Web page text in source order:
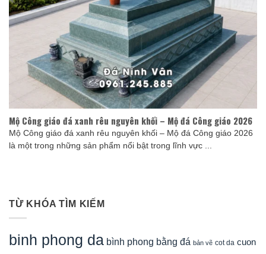
Mộ Công giáo đá xanh rêu nguyên khối – Mộ đá Công giáo 2026
Mộ Công giáo đá xanh rêu nguyên khối – Mộ đá Công giáo 2026
là một trong những sản phẩm nổi bật trong lĩnh vực ...
TỪ KHÓA TÌM KIẾM
binh phong da bình phong bằng đá bản vẽ cot da cuon